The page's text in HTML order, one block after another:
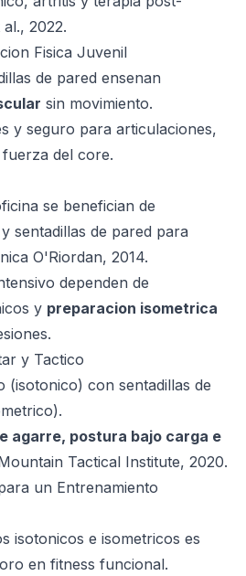
al., 2022.
Fisica Juvenil
de pared ensenan
sin movimiento.
y seguro para articulaciones,
del core.
se benefician de
sentadillas de pared para
O'Riordan, 2014.
dependen de
y preparacion isometrica
y Tactico
(isotonico) con sentadillas de
agarre, postura bajo carga e
Tactical Institute, 2020.
un Entrenamiento
isotonicos e isometricos es
en fitness funcional.